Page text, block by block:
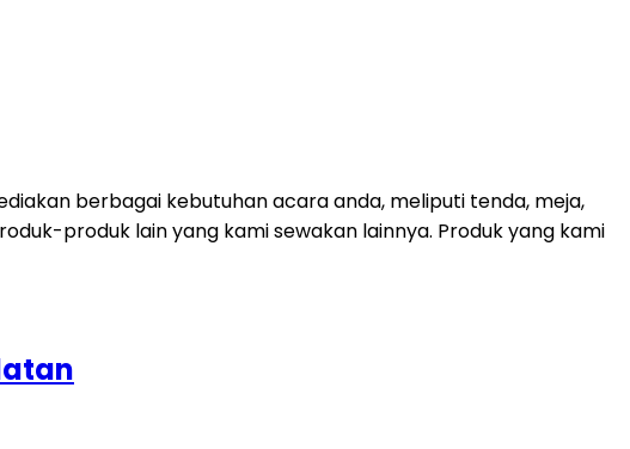
berbagai kebutuhan acara anda, meliputi tenda, meja,
produk lain yang kami sewakan lainnya. Produk yang kami